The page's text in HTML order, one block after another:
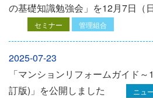
の基礎知識勉強会」を12⽉7⽇（
セミナー 管理組合
2025-07-23
「マンションリフォームガイド
訂版)」を公開しました
ニュ